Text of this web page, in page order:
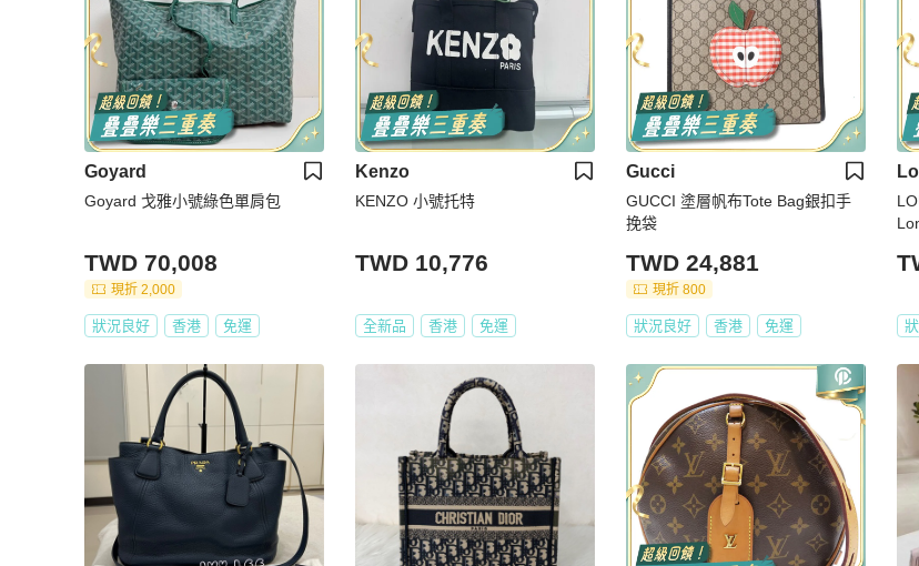
Goyard
Goyard 戈雅小號綠色單肩包
TWD 70,008
現折 2,000
狀況良好 香港 免運
Kenzo
KENZO 小號托特
TWD 10,776
全新品 香港 免運
Gucci
GUCCI 塗層帆布Tote Bag銀扣手
挽袋
TWD 24,881
現折 800
狀況良好 香港 免運